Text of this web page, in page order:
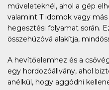
műveleteknél, ahol a gép
valamint T idomok vagy
hegesztési folyamat során.
összehúzóvá alakítja,
A hevítőelemhez és a
egy hordozóállvány, ahol
anélkül, hogy aggódni